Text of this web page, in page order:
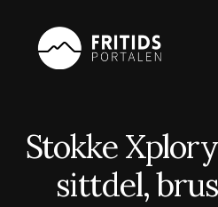
content
Stokke
sittdel,